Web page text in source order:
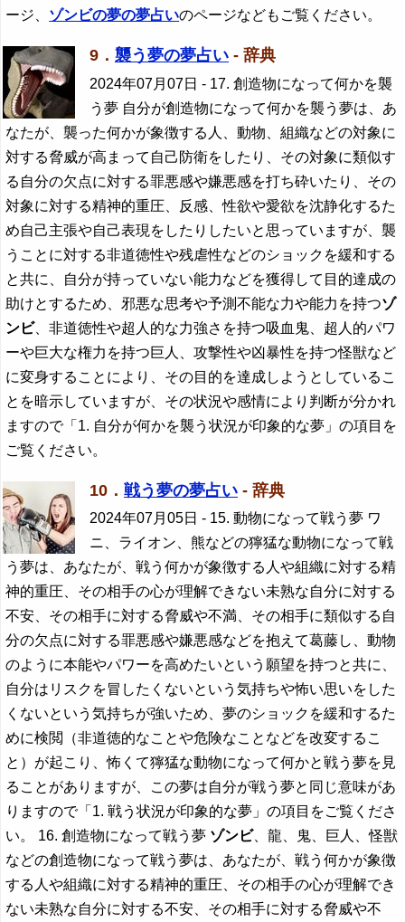
ージ、 ゾンビの夢の夢占いのページなどもご覧ください。
9． 襲う夢の夢占い - 辞典
2024年07月07日 - 17. 創造物になって何かを襲
う夢 自分が創造物になって何かを襲う夢は、あ
なたが、襲った何かが象徴する人、動物、組織などの対象に
対する脅威が高まって自己防衛をしたり、その対象に類似す
る自分の欠点に対する罪悪感や嫌悪感を打ち砕いたり、その
対象に対する精神的重圧、反感、性欲や愛欲を沈静化するた
め自己主張や自己表現をしたりしたいと思っていますが、襲
うことに対する非道徳性や残虐性などのショックを緩和する
と共に、自分が持っていない能力などを獲得して目的達成の
助けとするため、邪悪な思考や予測不能な力や能力を持つゾ
ンビ、非道徳性や超人的な力強さを持つ吸血鬼、超人的パワ
ーや巨大な権力を持つ巨人、攻撃性や凶暴性を持つ怪獣など
に変身することにより、その目的を達成しようとしているこ
とを暗示していますが、その状況や感情により判断が分かれ
ますので「1. 自分が何かを襲う状況が印象的な夢」の項目を
ご覧ください。
10． 戦う夢の夢占い - 辞典
2024年07月05日 - 15. 動物になって戦う夢 ワ
ニ、ライオン、熊などの獰猛な動物になって戦
う夢は、あなたが、戦う何かが象徴する人や組織に対する精
神的重圧、その相手の心が理解できない未熟な自分に対する
不安、その相手に対する脅威や不満、その相手に類似する自
分の欠点に対する罪悪感や嫌悪感などを抱えて葛藤し、動物
のように本能やパワーを高めたいという願望を持つと共に、
自分はリスクを冒したくないという気持ちや怖い思いをした
くないという気持ちが強いため、夢のショックを緩和するた
めに検閲（非道徳的なことや危険なことなどを改変するこ
と）が起こり、怖くて獰猛な動物になって何かと戦う夢を見
ることがありますが、この夢は自分が戦う夢と同じ意味があ
りますので「1. 戦う状況が印象的な夢」の項目をご覧くださ
い。 16. 創造物になって戦う夢 ゾンビ、龍、鬼、巨人、怪獣
などの創造物になって戦う夢は、あなたが、戦う何かが象徴
する人や組織に対する精神的重圧、その相手の心が理解でき
ない未熟な自分に対する不安、その相手に対する脅威や不